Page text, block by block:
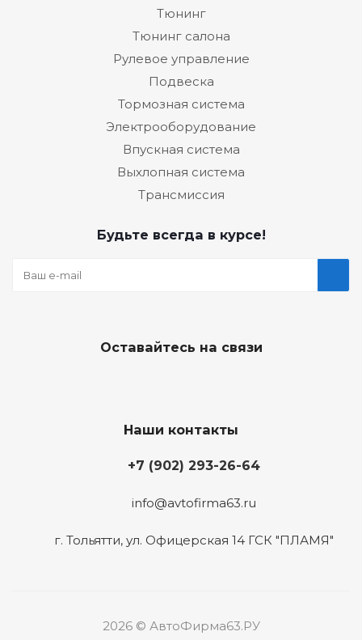
Тюнинг
Тюнинг салона
Рулевое управление
Подвеска
Тормозная система
Электрооборудование
Впускная система
Выхлопная система
Трансмиссия
Будьте всегда в курсе!
Оставайтесь на связи
Наши контакты
+7 (902) 293-26-64
info@avtofirma63.ru
г. Тольятти, ул. Офицерская 14 ГСК "ПЛАМЯ"
2026 © АвтоФирма63.РУ